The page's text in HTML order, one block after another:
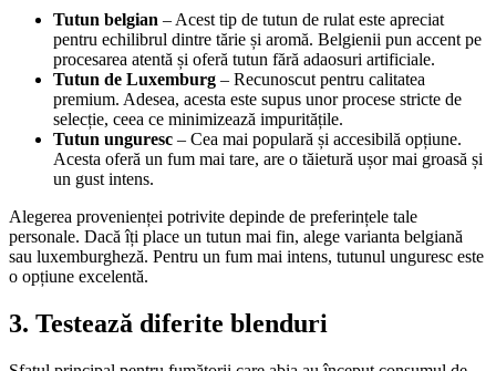
Tutun belgian – Acest tip de tutun de rulat este apreciat
pentru echilibrul dintre tărie și aromă. Belgienii pun accent pe
procesarea atentă și oferă tutun fără adaosuri artificiale.
Tutun de Luxemburg – Recunoscut pentru calitatea
premium. Adesea, acesta este supus unor procese stricte de
selecție, ceea ce minimizează impuritățile.
Tutun unguresc – Cea mai populară și accesibilă opțiune.
Acesta oferă un fum mai tare, are o tăietură ușor mai groasă și
un gust intens.
Alegerea provenienței potrivite depinde de preferințele tale
personale. Dacă îți place un tutun mai fin, alege varianta belgiană
sau luxemburgheză. Pentru un fum mai intens, tutunul unguresc este
o opțiune excelentă.
3. Testează diferite blenduri